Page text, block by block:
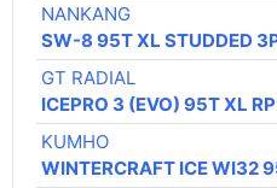
NANKANG
SW-8 95T XL STUDDED
GT RADIAL
ICEPRO 3 (EVO) 95T XL
KUMHO
WINTERCRAFT ICE WI32